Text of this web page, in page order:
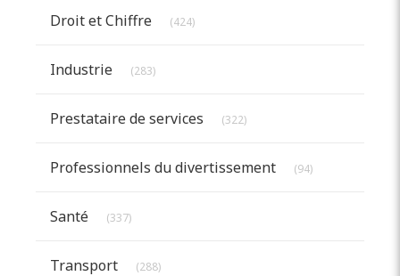
Droit et Chiffre (424)
Industrie (283)
Prestataire de services (322)
Professionnels du divertissement (94)
Santé (337)
Transport (288)